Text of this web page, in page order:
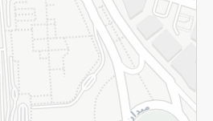
قم بالتسجيل للنشرة